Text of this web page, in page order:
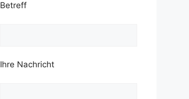
Betreff
Ihre Nachricht